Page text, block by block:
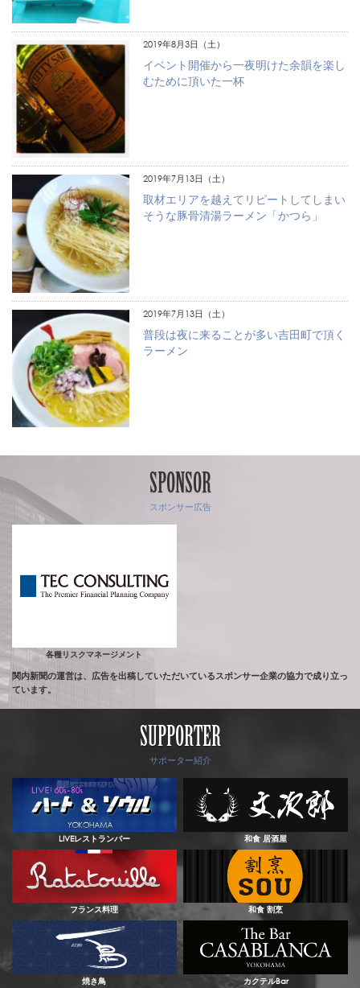
2019年8月3日（土）
イベント開催から一夜明けた余韻を楽し
むために頂いた一杯
2019年7月13日（土）
取材エリアを越えてリピートしてしまい
そうな豚骨清湯ラーメン「かつら」
2019年7月13日（土）
普段は夜に来ることが多い吉田町で頂く
ラーメン
SPONSOR
スポンサー広告
各種リスクマネージメント
関内新聞の運営は、広告を出稿していただいているスポンサー企業の協力で成り立っ
ています。
SUPPORTER
サポーター紹介
LIVEレストランバー 和食 居酒屋
フランス料理 和食 割烹
焼き鳥 カクテルBar